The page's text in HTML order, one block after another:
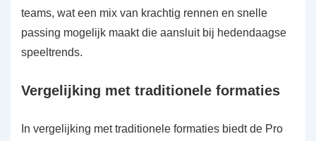
teams, wat een mix van krachtig rennen en snelle
passing mogelijk maakt die aansluit bij hedendaagse
speeltrends.
Vergelijking met traditionele formaties
In vergelijking met traditionele formaties biedt de Pro